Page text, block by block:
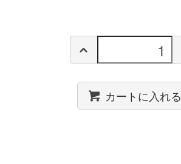
カートに入れる